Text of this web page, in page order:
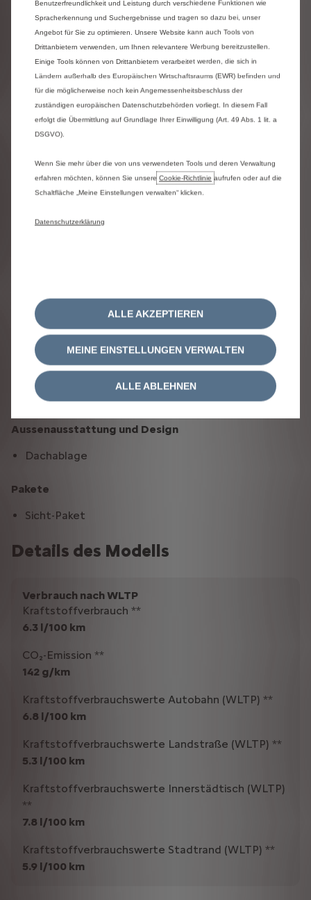
Color-Paket
Farb-Paket Weiß
Sonstige
Reihe 2: Rücksitzbank geteilt (60/40) mit Isofix
umklappbar
Elektrische Feststellbremse
Kindersicherung manuell
Citroën Connect Box: Notruf- und Assistance
System
MyCitroën Play
Licht & Sicht
LED-Tagfahrlicht
Fahrersitz mit Armlehne und Lendenwirbelstütze
Aussenausstattung und Design
Dachablage
Pakete
Sicht-Paket
Details des Modells
Verbrauch nach WLTP
Kraftstoffverbrauch **
6.3 l/100 km
CO₂-Emission **
142 g/km
Kraftstoffverbrauchswerte Autobahn (WLTP) **
6.8 l/100 km
Kraftstoffverbrauchswerte Landstraße (WLTP) **
5.3 l/100 km
Kraftstoffverbrauchswerte Innerstädtisch (WLTP)
**
7.8 l/100 km
Kraftstoffverbrauchswerte Stadtrand (WLTP) **
5.9 l/100 km
Benutzerfreundlichkeit und Leistung durch verschiedene Funktionen wie
Spracherkennung und Suchergebnisse und tragen so dazu bei, unser
Angebot für Sie zu optimieren. Unsere Website kann auch Tools von
Drittanbietern verwenden, um Ihnen relevantere Werbung bereitzustellen.
Einige Tools können von Drittanbietern verarbeitet werden, die sich in
Ländern außerhalb des Europäischen Wirtschaftsraums (EWR) befinden und
für die möglicherweise noch kein Angemessenheitsbeschluss der
zuständigen europäischen Datenschutzbehörden vorliegt. In diesem Fall
erfolgt die Übermittlung auf Grundlage Ihrer Einwilligung (Art. 49 Abs. 1 lit. a
DSGVO).
Wenn Sie mehr über die von uns verwendeten Tools und deren Verwaltung
erfahren möchten, können Sie unsere Cookie‑Richtlinie aufrufen oder auf die
Schaltfläche „Meine Einstellungen verwalten“ klicken.
Datenschutzerklärung
MEINE EINSTELLUNGEN VERWALTEN
ALLE AKZEPTIEREN
ALLE ABLEHNEN